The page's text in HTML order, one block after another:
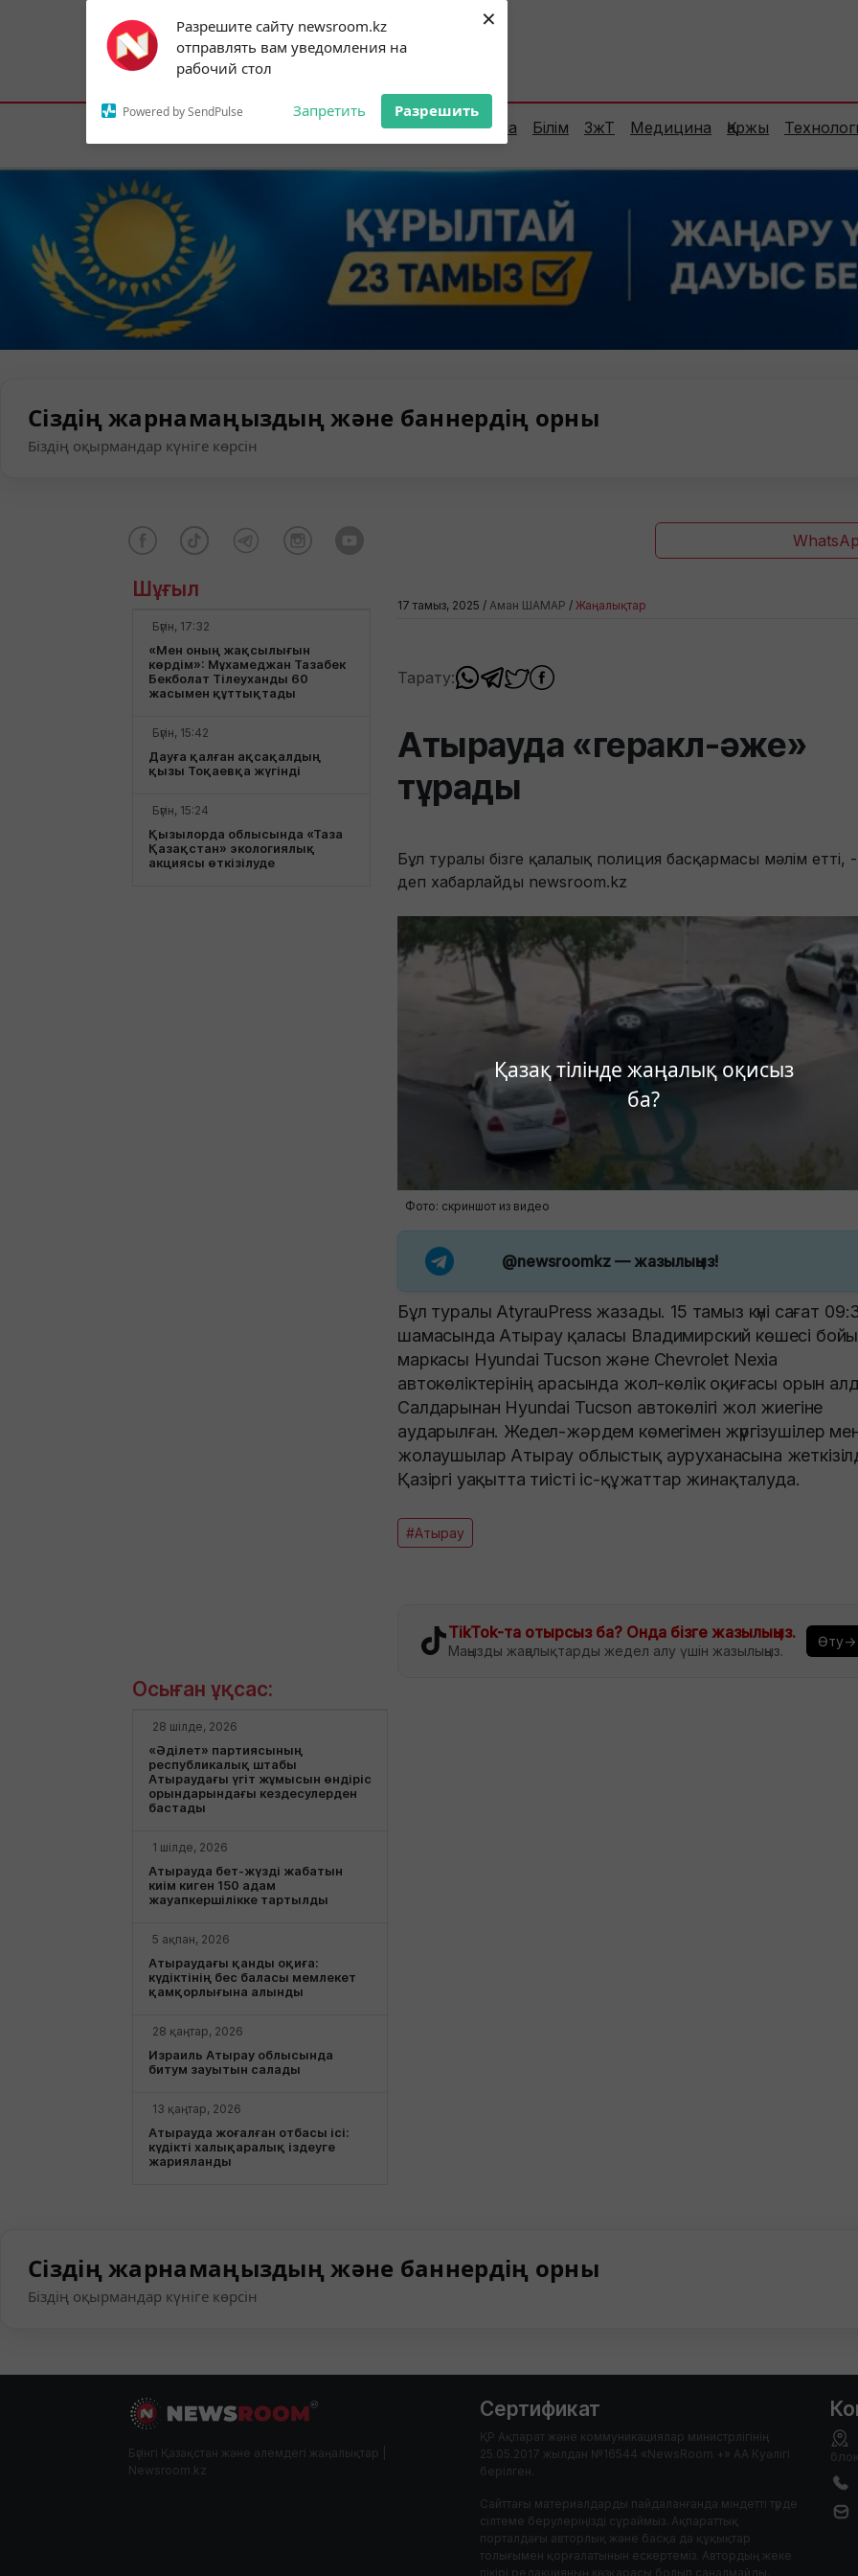
Разрешите сайту newsroom.kz
отправлять вам уведомления на
рабочий стол
Powered by SendPulse Запретить Разрешить
×
Қазақ тілінде жаңалық оқисыз
ба?
Subscribe to our
notifications!
To enable permission prompts, click on
the notification icon
Астана:19°C Алматы:25°C Шымкент:
Елорда Сараптама Білім ЗжТ Медицина Қаржы
Сіздің жарнамаңыздың және баннердің орны
Біздің оқырмандар күніге көрсін
Шұғыл
Бүгін, 17:32
«Мен оның жақсылығын
көрдім»: Мұхамеджан Тазабек
Бекболат Тілеуханды 60
жасымен құттықтады
Бүгін, 15:42
Дауға қалған ақсақалдың
қызы Тоқаевқа жүгінді
Бүгін, 15:24
Қызылорда облысында «Таза
Қазақстан» экологиялық
акциясы өткізілуде
17 тамыз, 2025 / Аман ШАМАР / Жаңалықтар
Тарату:
Атырауда «геракл-әже»
тұрады
Бұл туралы бізге қалалық полиция басқармасы мәлім етті, -
деп хабарлайды newsroom.kz
Фото: скриншот из видео
@newsroomkz— жазылыңыз!
Бұл туралы AtyrauPress жазады. 15 тамыз күні сағат
шамасында Атырау қаласы Владимирский көшесі
маркасы Hyundai Tucson және Chevrolet Nexia
автокөліктерінің арасында жол-көлік оқиғасы орын
Салдарынан Hyundai Tucson автокөлігі жол жиегіне
аударылған. Жедел-жәрдем көмегімен жүргізушілер
жолаушылар Атырау облыстық ауруханасына
Қазіргі уақытта тиісті іс-құжаттар жинақталуда.
#Атырау
TikTok-та отырсыз ба? Онда бізге жазылыңыз.
Маңызды жаңалықтарды жедел алу үшін жазылыңыз.
Өту→
Осыған ұқсас:
28 шілде, 2026
«Әділет» партиясының
республикалық штабы
Атыраудағы үгіт жұмысын өндіріс
орындарындағы кездесулерден
бастады
1 шілде, 2026
Атырауда бет-жүзді жабатын
киім киген 150 адам
жауапкершілікке тартылды
5 ақпан, 2026
Атыраудағы қанды оқиға:
күдіктінің бес баласы мемлекет
қамқорлығына алынды
28 қаңтар, 2026
Израиль Атырау облысында
битум зауытын салады
13 қаңтар, 2026
Атырауда жоғалған отбасы ісі:
күдікті халықаралық іздеуге
жарияланды
Сіздің жарнамаңыздың және баннердің орны
Біздің оқырмандар күніге көрсін
Бүгінгі Қазақстан және әлемдегі жаңалықтар |
Newsroom.kz
Сертификат
ҚР Ақпарат және коммуникациялар министрлігінің
25.05.2017 жылдан №16544 «NewsRoom +» АА Куәлігі
берілген.
Сайттағы материалдарды пайдаланғанда міндетті түрде
сілтеме берулеріңізді сұраймыз. Ақпараттық
порталдағы авторлық және басқа да құқықтар
толығымен қорғалатынын ескертеміз. Автордың жеке
пікірі редакцияның көзқарасы болып саналмайды.